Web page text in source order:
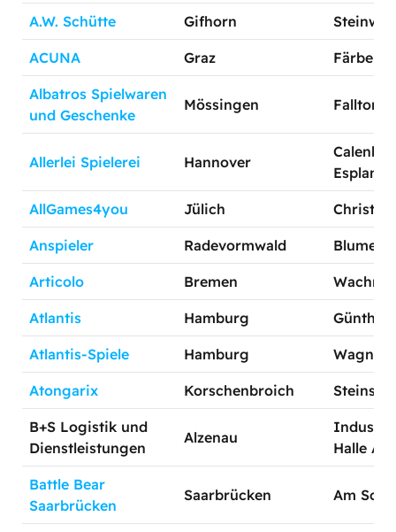
A.W. Schütte Gifhorn
ACUNA Graz
Albatros Spielwaren
und Geschenke
Mössingen
Allerlei Spielerei Hannover
AllGames4you Jülich
Anspieler Radevormwald
Articolo Bremen
Atlantis Hamburg
Atlantis-Spiele Hamburg
Atongarix Korschenbroich
B+S Logistik und
Dienstleistungen
Alzenau
Halle A19
Battle Bear
Saarbrücken
Saarbrücken Am